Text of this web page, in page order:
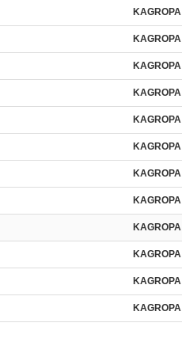
KAGROPA
KAGROPA
KAGROPA
KAGROPA
KAGROPA
KAGROPA
KAGROPA
KAGROPA
KAGROPA
KAGROPA
KAGROPA
KAGROPA